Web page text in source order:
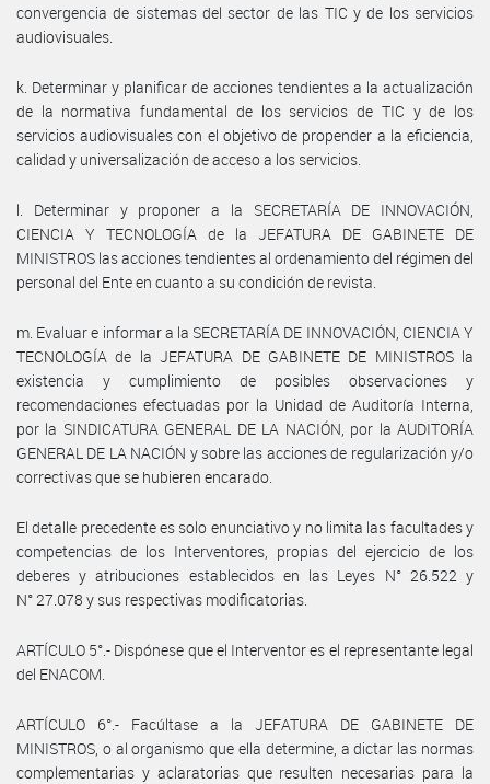
convergencia de sistemas del sector de las TIC y de los servicios
audiovisuales.
k. Determinar y planificar de acciones tendientes a la actualización
de la normativa fundamental de los servicios de TIC y de los
servicios audiovisuales con el objetivo de propender a la eficiencia,
calidad y universalización de acceso a los servicios.
l. Determinar y proponer a la SECRETARÍA DE INNOVACIÓN,
CIENCIA Y TECNOLOGÍA de la JEFATURA DE GABINETE DE
MINISTROS las acciones tendientes al ordenamiento del régimen del
personal del Ente en cuanto a su condición de revista.
m. Evaluar e informar a la SECRETARÍA DE INNOVACIÓN, CIENCIA Y
TECNOLOGÍA de la JEFATURA DE GABINETE DE MINISTROS la
existencia y cumplimiento de posibles observaciones y
recomendaciones efectuadas por la Unidad de Auditoría Interna,
por la SINDICATURA GENERAL DE LA NACIÓN, por la AUDITORÍA
GENERAL DE LA NACIÓN y sobre las acciones de regularización y/o
correctivas que se hubieren encarado.
El detalle precedente es solo enunciativo y no limita las facultades y
competencias de los Interventores, propias del ejercicio de los
deberes y atribuciones establecidos en las Leyes N° 26.522 y
N° 27.078 y sus respectivas modificatorias.
ARTÍCULO 5°.- Dispónese que el Interventor es el representante legal
del ENACOM.
ARTÍCULO 6°.- Facúltase a la JEFATURA DE GABINETE DE
MINISTROS, o al organismo que ella determine, a dictar las normas
complementarias y aclaratorias que resulten necesarias para la